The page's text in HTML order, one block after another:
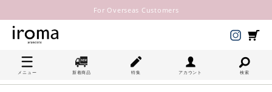
For Overseas Customers
メニュー 新着商品 特集 アカウント 検索